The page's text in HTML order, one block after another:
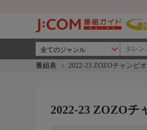
番組表 2022-23 ZOZOチャンピ
2022-23 ZOZO